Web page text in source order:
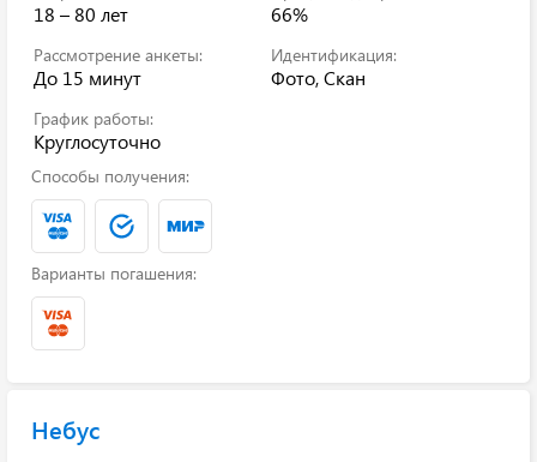
18 – 80 лет 66%
Рассмотрение анкеты:
До 15 минут
Идентификация:
Фото, Скан
График работы:
Круглосуточно
Способы получения:
Варианты погашения:
Небус